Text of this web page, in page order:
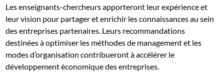
Les enseignants-chercheurs apporteront leur expérience et
leur vision pour partager et enrichir les connaissances au sein
des entreprises partenaires. Leurs recommandations
destinées à optimiser les méthodes de management et les
modes d’organisation contribueront à accélérer le
développement économique des entreprises.